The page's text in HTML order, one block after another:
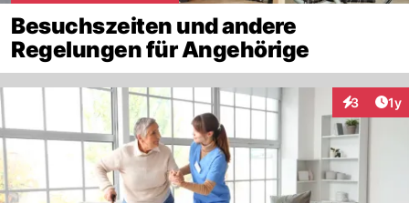
Besuchszeiten und andere
Regelungen für Angehörige
3 1y